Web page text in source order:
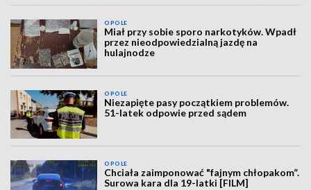
OPOLE
Miał przy sobie sporo narkotyków. Wpadł
przez nieodpowiedzialną jazdę na
hulajnodze
OPOLE
Niezapięte pasy początkiem problemów.
51-latek odpowie przed sądem
OPOLE
Chciała zaimponować "fajnym chłopakom”.
Surowa kara dla 19-latki [FILM]